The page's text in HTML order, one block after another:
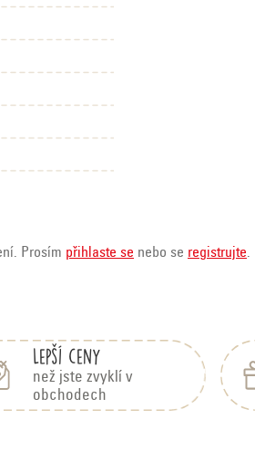
Prosím přihlaste se nebo se registrujte.
Lepší ceny
než jste zvyklí v
obchodech